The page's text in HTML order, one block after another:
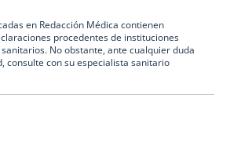
en Redacción Médica contienen
procedentes de instituciones
No obstante, ante cualquier duda
consulte con su especialista sanitario